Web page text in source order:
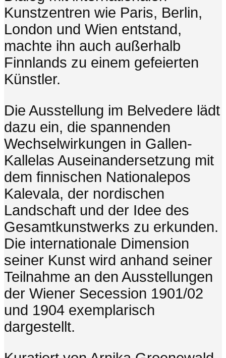
Kunstzentren wie Paris, Berlin,
London und Wien entstand,
machte ihn auch außerhalb
Finnlands zu einem gefeierten
Künstler.
Die Ausstellung im Belvedere lädt
dazu ein, die spannenden
Wechselwirkungen in Gallen-
Kallelas Auseinandersetzung mit
dem finnischen Nationalepos
Kalevala, der nordischen
Landschaft und der Idee des
Gesamtkunstwerks zu erkunden.
Die internationale Dimension
seiner Kunst wird anhand seiner
Teilnahme an den Ausstellungen
der Wiener Secession 1901/02
und 1904 exemplarisch
dargestellt.